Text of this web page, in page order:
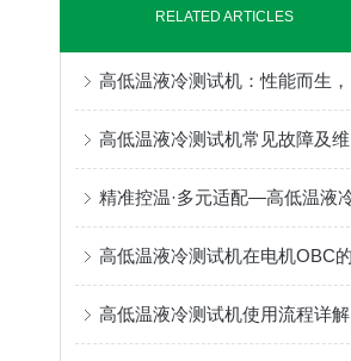
RELATED ARTICLES
高低温液冷测试机使用流程详解